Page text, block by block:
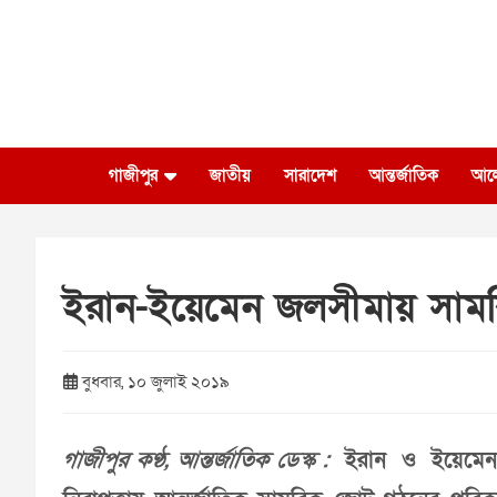
গাজীপুর জাতীয় সারাদেশ আন্তর্জাতিক
ইরান-ইয়েমেন জলসীমায়
বুধবার, ১০ জুলাই ২০১৯
গাজীপুর কণ্ঠ, আন্তর্জাতিক ডেস্ক :ইরান ও ইয়েমেন